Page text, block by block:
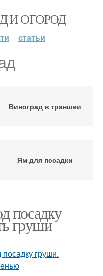
И ОГОРОД
статьи
Виноград в траншеи
Ям для посадки
посадку
груши